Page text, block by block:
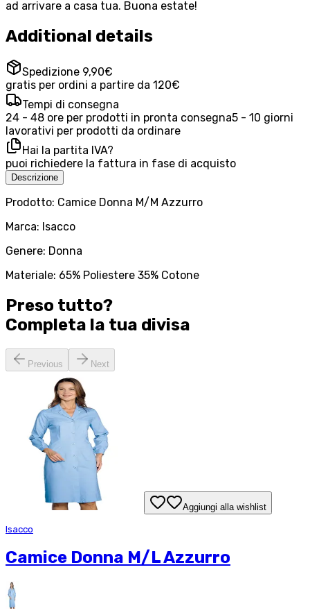
ad arrivare a casa tua. Buona estate!
Additional details
Spedizione 9,90€
gratis per ordini a partire da 120€
Tempi di consegna
24 - 48 ore per prodotti in pronta consegna5 - 10 giorni
lavorativi per prodotti da ordinare
Hai la partita IVA?
puoi richiedere la fattura in fase di acquisto
Descrizione
Prodotto: Camice Donna M/M Azzurro
Marca: Isacco
Genere: Donna
Materiale: 65% Poliestere 35% Cotone
Preso tutto?
Completa la tua divisa
Previous Next
Aggiungi alla wishlist
Isacco
Camice Donna M/L Azzurro